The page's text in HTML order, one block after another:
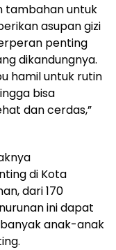
tambahan untuk
asupan gizi
penting
dikandungnya.
hamil untuk rutin
bisa
dan cerdas,”
di Kota
dari 170
ini dapat
anak-anak